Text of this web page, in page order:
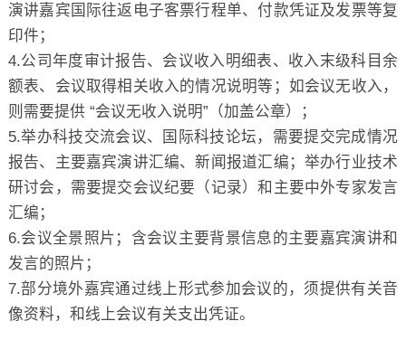
演讲嘉宾国际往返电子客票行程单、付款凭证及发票等复
印件；
4.公司年度审计报告、会议收入明细表、收入末级科目余
额表、会议取得相关收入的情况说明等；如会议无收入，
则需要提供 “会议无收入说明”（加盖公章）；
5.举办科技交流会议、国际科技论坛，需要提交完成情况
报告、主要嘉宾演讲汇编、新闻报道汇编；举办行业技术
研讨会，需要提交会议纪要（记录）和主要中外专家发言
汇编；
6.会议全景照片；含会议主要背景信息的主要嘉宾演讲和
发言的照片；
7.部分境外嘉宾通过线上形式参加会议的，须提供有关音
像资料，和线上会议有关支出凭证。